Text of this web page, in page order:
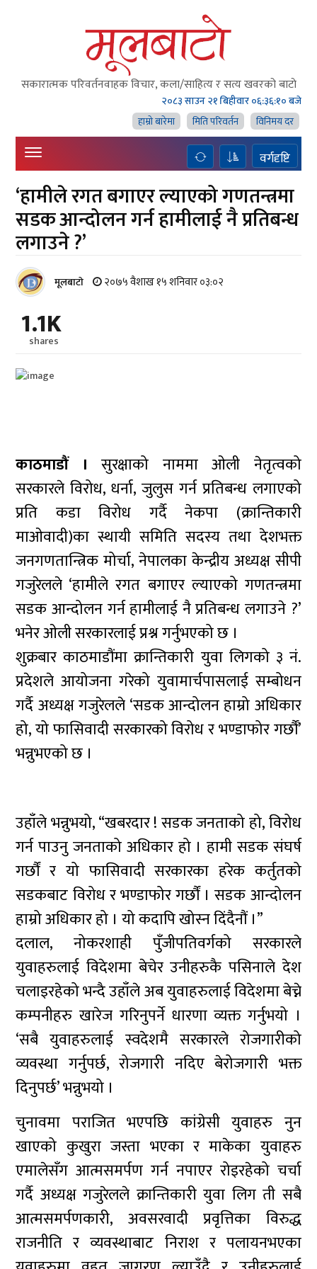
सकारात्मक परिवर्तनवाहक विचार, कला/साहित्य र सत्य खवरको बाटाे
२०८३ साउन २१ बिहीवार०६:३६:१० बजे
हाम्राे बारेमा
मिति परिवर्तन विनिमय दर
वर्गदृष्टि
‘हामीले रगत बगाएर ल्याएको गणतन्त्रमा
सडक आन्दोलन गर्न हामीलाई नै प्रतिबन्ध
लगाउने ?’
मूलबाटाे २०७५ वैशाख १५ शनिवार ०३:०२
1.1K
shares
काठमाडौं । सुरक्षाको नाममा ओली नेतृत्वको
सरकारले विरोध, धर्ना, जुलुस गर्न प्रतिबन्ध लगाएको
प्रति कडा विरोध गर्दै नेकपा (क्रान्तिकारी
माओवादी)का स्थायी समिति सदस्य तथा देशभक्त
जनगणतान्त्रिक मोर्चा, नेपालका केन्द्रीय अध्यक्ष सीपी
गजुरेलले ‘हामीले रगत बगाएर ल्याएको गणतन्त्रमा
सडक आन्दोलन गर्न हामीलाई नै प्रतिबन्ध लगाउने ?’
भनेर ओली सरकारलाई प्रश्न गर्नुभएको छ ।
शुक्रबार काठमाडौंमा क्रान्तिकारी युवा लिगको ३ नं.
प्रदेशले आयोजना गरेको युवामार्चपासलाई सम्बोधन
गर्दै अध्यक्ष गजुरेलले ‘सडक आन्दोलन हाम्रो अधिकार
हो, यो फासिवादी सरकारको विरोध र भण्डाफोर गर्छौं’
भन्नुभएको छ ।
उहाँले भन्नुभयो, “खबरदार ! सडक जनताको हो, विरोध
गर्न पाउनु जनताको अधिकार हो । हामी सडक संघर्ष
गर्छौं र यो फासिवादी सरकारका हरेक कर्तुतको
सडकबाट विरोध र भण्डाफोर गर्छौं । सडक आन्दोलन
हाम्रो अधिकार हो । यो कदापि खोस्न दिंदैनौं ।”
दलाल, नोकरशाही पुँजीपतिवर्गको सरकारले
युवाहरुलाई विदेशमा बेचेर उनीहरुकै पसिनाले देश
चलाइरहेको भन्दै उहाँले अब युवाहरुलाई विदेशमा बेच्ने
कम्पनीहरु खारेज गरिनुपर्ने धारणा व्यक्त गर्नुभयो ।
‘सबै युवाहरुलाई स्वदेशमै सरकारले रोजगारीको
व्यवस्था गर्नुपर्छ, रोजगारी नदिए बेरोजगारी भक्त
दिनुपर्छ’ भन्नुभयो ।
चुनावमा पराजित भएपछि कांग्रेसी युवाहरु नुन
खाएको कुखुरा जस्ता भएका र माकेका युवाहरु
एमालेसँग आत्मसमर्पण गर्न नपाएर रोइरहेको चर्चा
गर्दै अध्यक्ष गजुरेलले क्रान्तिकारी युवा लिग ती सबै
आत्मसमर्पणकारी, अवसरवादी प्रवृत्तिका विरुद्ध
राजनीति र व्यवस्थाबाट निराश र पलायनभएका